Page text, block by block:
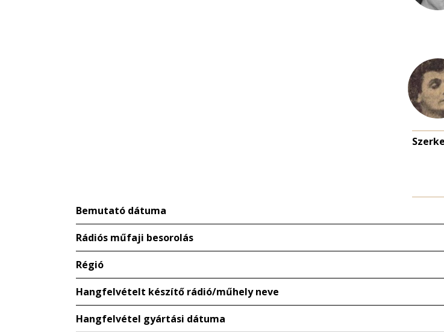
Bemutató dátuma
Rádiós műfaji besorolás
Régió
Hangfelvételt készítő rádió/műhely neve
Hangfelvétel gyártási dátuma